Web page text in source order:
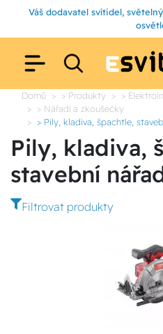
Váš dodavatel svítidel,
Domů > Produkty
>
> Nářadí a zkoušečky
> Pily, kladiva, špachtle,
Pily, kladiva,
stavební
Filtrovat produkty